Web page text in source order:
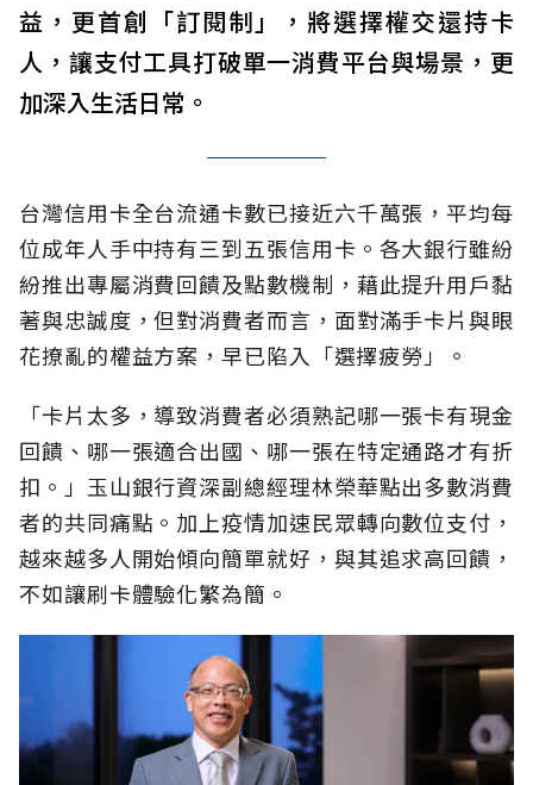
益，更首創「訂閱制」，將選擇權交還持卡
人，讓支付工具打破單一消費平台與場景，更
加深入生活日常。
台灣信用卡全台流通卡數已接近六千萬張，平均每
位成年人手中持有三到五張信用卡。各大銀行雖紛
紛推出專屬消費回饋及點數機制，藉此提升用戶黏
著與忠誠度，但對消費者而言，面對滿手卡片與眼
花撩亂的權益方案，早已陷入「選擇疲勞」。
「卡片太多，導致消費者必須熟記哪一張卡有現金
回饋、哪一張適合出國、哪一張在特定通路才有折
扣。」玉山銀行資深副總經理林榮華點出多數消費
者的共同痛點。加上疫情加速民眾轉向數位支付，
越來越多人開始傾向簡單就好，與其追求高回饋，
不如讓刷卡體驗化繁為簡。